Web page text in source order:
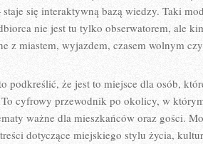
się interaktywną bazą wiedzy. Taki
nie jest tu tylko obserwatorem, ale
z miastem, wyjazdem, czasem wolnym
podkreślić, że jest to miejsce dla osób,
cyfrowy przewodnik po okolicy, w
ważne dla mieszkańców oraz gości.
dotyczące miejskiego stylu życia,